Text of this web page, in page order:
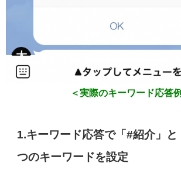
＜実際のキーワード応答
1.キーワード応答で「#紹介」と
つのキーワードを設定